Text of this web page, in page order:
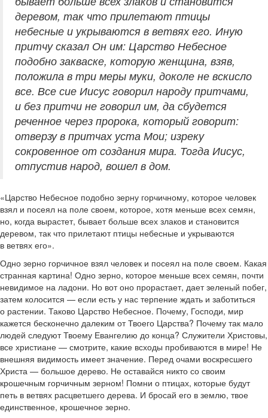
деревом, так что прилетают птицы
небесные и укрываются в ветвях его. Иную
притчу сказал Он им: Царство Небесное
подобно закваске, которую женщина, взяв,
положила в три меры муки, доколе не вскисло
все. Все сие Иисус говорил народу притчами,
и без притчи не говорил им, да сбудется
реченное через пророка, который говорит:
отверзу в притчах уста Мои; изреку
сокровенное от создания мира. Тогда Иисус,
отпустив народ, вошел в дом.
«Царство Небесное подобно зерну горчичному, которое человек
взял и посеял на поле своем, которое, хотя меньше всех семян,
но, когда вырастет, бывает больше всех злаков и становится
деревом, так что прилетают птицы небесные и укрываются
в ветвях его».
Одно зерно горчичное взял человек и посеял на поле своем. Какая
странная картина! Одно зерно, которое меньше всех семян, почти
невидимое на ладони. Но вот оно прорастает, дает зеленый побег,
затем колосится — если есть у нас терпение ждать и заботиться
о растении. Таково Царство Небесное. Почему, Господи, мир
кажется бесконечно далеким от Твоего Царства? Почему так мало
людей следуют Твоему Евангелию до конца? Служители Христовы,
все христиане — смотрите, какие всходы пробиваются в мире! Не
внешняя видимость имеет значение. Перед очами воскресшего
Христа — большое дерево. Не оставайся никто со своим
крошечным горчичным зерном! Помни о птицах, которые будут
петь в ветвях расцветшего дерева. И бросай его в землю, твое
единственное, крошечное зерно.